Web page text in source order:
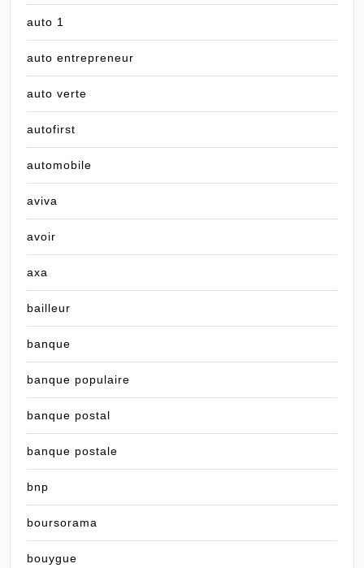
auto 1
auto entrepreneur
auto verte
autofirst
automobile
aviva
avoir
axa
bailleur
banque
banque populaire
banque postal
banque postale
bnp
boursorama
bouygue